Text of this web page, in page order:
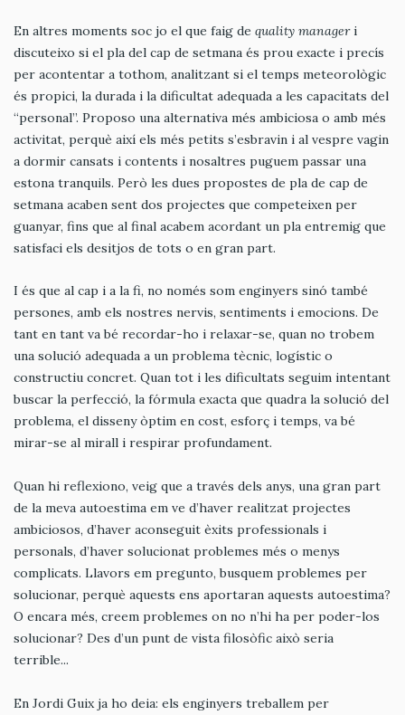
En altres moments soc jo el que faig de quality manageri
discuteixo si el pla del cap de setmana és prou exacte i precís
per acontentar a tothom, analitzant si el temps meteorològic
és propici, la durada i la dificultat adequada a les capacitats del
“personal”. Proposo una alternativa més ambiciosa o amb més
activitat, perquè així els més petits s’esbravin i al vespre vagin
a dormir cansats i contents i nosaltres puguem passar una
estona tranquils. Però les dues propostes de pla de cap de
setmana acaben sent dos projectes que competeixen per
guanyar, fins que al final acabem acordant un pla entremig que
satisfaci els desitjos de tots o en gran part.
I és que al cap i a la fi, no només som enginyers sinó també
persones, amb els nostres nervis, sentiments i emocions. De
tant en tant va bé recordar-ho i relaxar-se, quan no trobem
una solució adequada a un problema tècnic, logístic o
constructiu concret. Quan tot i les dificultats seguim intentant
buscar la perfecció, la fórmula exacta que quadra la solució del
problema, el disseny òptim en cost, esforç i temps, va bé
mirar-se al mirall i respirar profundament.
Quan hi reflexiono, veig que a través dels anys, una gran part
de la meva autoestima em ve d’haver realitzat projectes
ambiciosos, d’haver aconseguit èxits professionals i
personals, d’haver solucionat problemes més o menys
complicats. Llavors em pregunto, busquem problemes per
solucionar, perquè aquests ens aportaran aquests autoestima?
O encara més, creem problemes on no n’hi ha per poder-los
solucionar? Des d’un punt de vista filosòfic això seria
terrible...
En Jordi Guix ja ho deia: els enginyers treballem per